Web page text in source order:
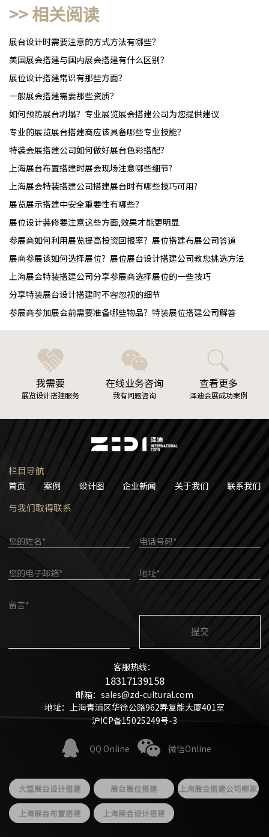
>> 相关阅读
展台设计时需要注意的方式方法有哪些？
美国展会搭建与国内展会搭建有什么区别？
展位设计搭建常识有那些方面？
一般展会搭建需要那些资质？
如何预防展台坍塌？专业展览展会搭建公司为您提供建议
专业的展览展台搭建商应该具备哪些专业技能？
特装会展搭建公司如何做好展台色彩搭配？
上海展台布置搭建时展会现场注意哪些细节?
上海展会特装搭建公司搭建展台时有哪些技巧可用?
展览展示搭建中安全重要性有哪些？
展位设计装修要注意这些方面,效果才能更明显
参展商如何利用展览提高投资回报率？展位搭建布展公司答道
展商参展该如何选择展位？展位展台设计搭建公司教您挑选方法
上海展会特装搭建公司分享参展商选择展位的一些技巧
分享特装展台设计搭建时不容忽视的细节
参展商参加展会前需要准备哪些物品？特装展位搭建公司解答
我需要
展览设计搭建服务
在线业务咨询
我有问题咨询
查看更多
泽迪会展成功案例
栏目导航
首页 案例 设计图 企业新闻 关于我们 联系我们
与我们取得联系
您的姓名* 电话号码*
您的电子邮箱* 地址*
留言*
客服热线：
18317139158
邮箱：sales@zd-cultural.com
地址：上海青浦区华徐公路962弄复能大厦401室
沪ICP备15025249号-3
QQ Online 微信Online
大型展台设计搭建 展台展位搭建
上海展会搭建公司哪家
上海展台布置搭建 上海展会设计搭建